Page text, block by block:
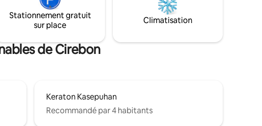
disponibles
minimarket &
pour le petit-
Stationnement gratuit
sur place
Climatisation
de Cirebon
Keraton Kasepuhan
Recommandé par 4 habitants